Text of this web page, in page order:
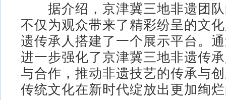
据介绍，京津冀三地非遗团队
不仅为观众带来了精彩纷呈的文
遗传承人搭建了一个展示平台。
进一步强化了京津冀三地非遗传
与合作，推动非遗技艺的传承与
传统文化在新时代绽放出更加绚